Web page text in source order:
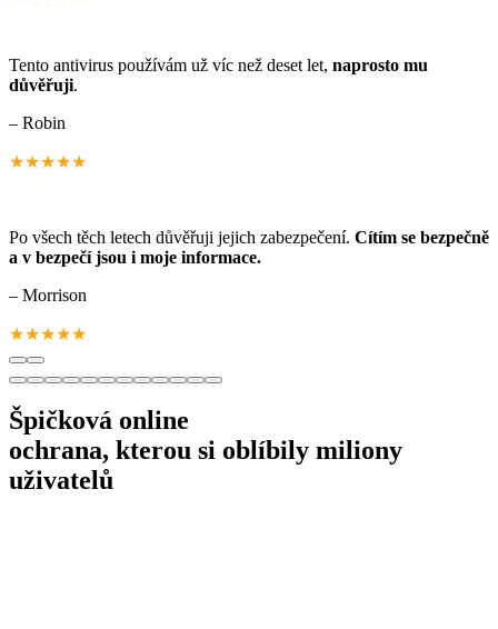
Tento antivirus používám už víc než deset let, naprosto mu
důvěřuji.
– Robin
★★★★★
Po všech těch letech důvěřuji jejich zabezpečení. Cítím se bezpečně
a v bezpečí jsou i moje informace.
– Morrison
★★★★★
Špičková online
ochrana, kterou si oblíbily miliony
uživatelů